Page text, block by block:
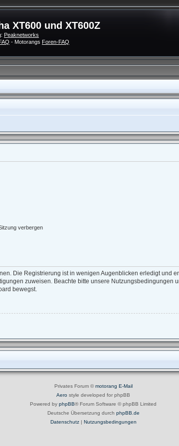
XT600 und XT600Z
Peaknetworks
- Motorangs Foren-FAQ
verbergen
Die Registrierung ist in wenigen Augenblicken erledigt und
zuweisen. Beachte bitte unsere Nutzungsbedingungen
bewegst.
Privates Forum ©motorang E-Mail
Aero style developed for phpBB
Powered by phpBB® Forum Software © phpBB Limited
Deutsche Übersetzung durch phpBB.de
Datenschutz| Nutzungsbedingungen